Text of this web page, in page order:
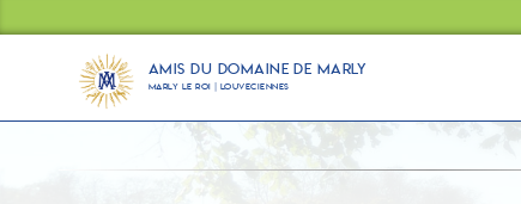
Amis du Domaine de Marly
Marly Le Roi | Louveciennes